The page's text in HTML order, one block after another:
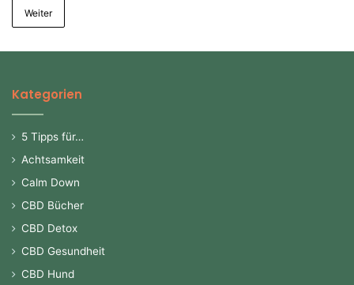
Weiter
Kategorien
5 Tipps für…
Achtsamkeit
Calm Down
CBD Bücher
CBD Detox
CBD Gesundheit
CBD Hund